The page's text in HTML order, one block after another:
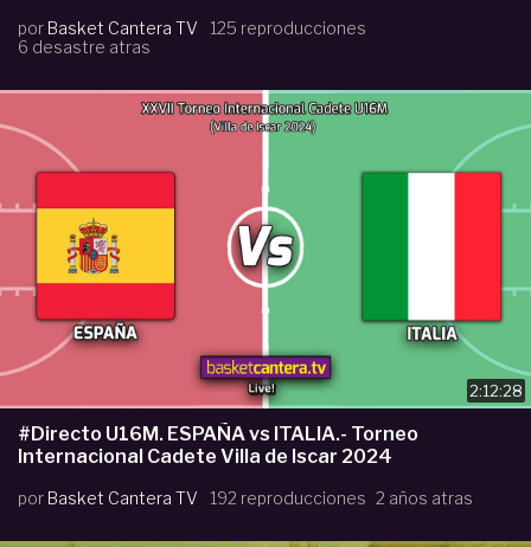
por Basket Cantera TV
125 reproducciones
6 desastre atras
2:12:28
#Directo U16M. ESPAÑA vs ITALIA.- Torneo
Internacional Cadete Villa de Iscar 2024
por Basket Cantera TV 192 reproducciones 2 años atras